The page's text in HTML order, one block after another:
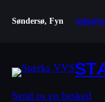
Søndersø, Fyn
Send os en besked